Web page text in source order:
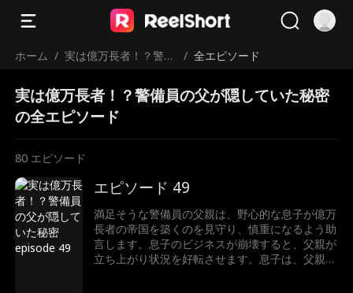
ホーム / 実は億万長者！？警備
密
/ 全エピソード
実は億万長者！？警備員の父が隠していた秘密
の全エピソード
80 エピソード
エピソード 49
満足そうな警備員の父親は、野心的な息子が億万
長者の帝国を築くのを見守り、慎重になるよう助
言します。息子のビジネスが崩壊すると、父親が
立ち上がり状況を好転させます。息子は、父親が